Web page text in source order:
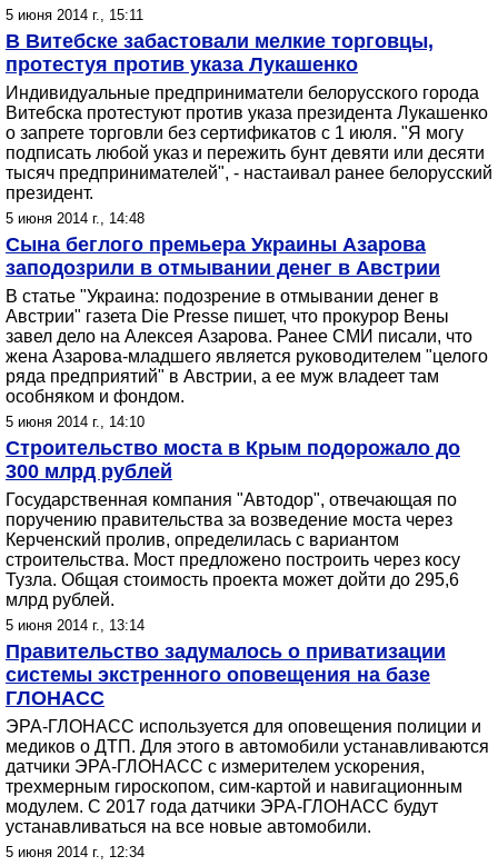
5 июня 2014 г., 15:11
В Витебске забастовали мелкие торговцы,
протестуя против указа Лукашенко
Индивидуальные предприниматели белорусского города
Витебска протестуют против указа президента Лукашенко
о запрете торговли без сертификатов с 1 июля. "Я могу
подписать любой указ и пережить бунт девяти или десяти
тысяч предпринимателей", - настаивал ранее белорусский
президент.
5 июня 2014 г., 14:48
Сына беглого премьера Украины Азарова
заподозрили в отмывании денег в Австрии
В статье "Украина: подозрение в отмывании денег в
Австрии" газета Die Presse пишет, что прокурор Вены
завел дело на Алексея Азарова. Ранее СМИ писали, что
жена Азарова-младшего является руководителем "целого
ряда предприятий" в Австрии, а ее муж владеет там
особняком и фондом.
5 июня 2014 г., 14:10
Строительство моста в Крым подорожало до
300 млрд рублей
Государственная компания "Автодор", отвечающая по
поручению правительства за возведение моста через
Керченский пролив, определилась с вариантом
строительства. Мост предложено построить через косу
Тузла. Общая стоимость проекта может дойти до 295,6
млрд рублей.
5 июня 2014 г., 13:14
Правительство задумалось о приватизации
системы экстренного оповещения на базе
ГЛОНАСС
ЭРА-ГЛОНАСС используется для оповещения полиции и
медиков о ДТП. Для этого в автомобили устанавливаются
датчики ЭРА-ГЛОНАСС с измерителем ускорения,
трехмерным гироскопом, сим-картой и навигационным
модулем. С 2017 года датчики ЭРА-ГЛОНАСС будут
устанавливаться на все новые автомобили.
5 июня 2014 г., 12:34